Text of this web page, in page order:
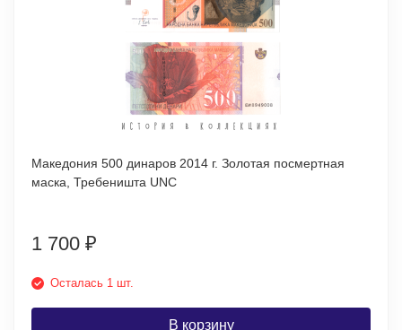
Македония 500 динаров 2014 г. Золотая посмертная
маска, Требеништа UNC
1 700 ₽
Осталась 1 шт.
В корзину